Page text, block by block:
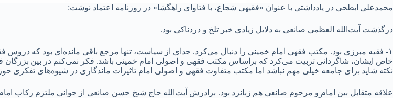
محمدعلی ابطحی در یادداشتی با عنوان «فقیهی شجاع، با فتاوای راهگشا» در روزنامه اعتماد نوشت:
درگذشت آیت‌الله العظمی صانعی به دلایل زیادی خبر تلخ و دردناکی بود.
۱- فقیه مبرزی بود. مکتب فقهی امام خمینی را دنبال می‌کرد. جدای از سیاست، تنها مرجع باقی مانده‌ای بود که دروس
خاص ایشان، شاگردانی تربیت می‌کرد که براساس مکتب فقهی و اصولی امام خمینی باشد. فکر نمی‌کنم در بین بزرگان
نکته شاید برای جامعه خیلی مهم نباشد اما مکتب متفاوت فقهی و اصولی امام تاثیرات ماندگاری در شیوه‌های تفکری
علاقه متقابل بین امام و مرحوم صانعی هم زبانزد بود. برادرش آیت‌الله حاج شیخ حسن صانعی از جوانی ملتزم رکاب